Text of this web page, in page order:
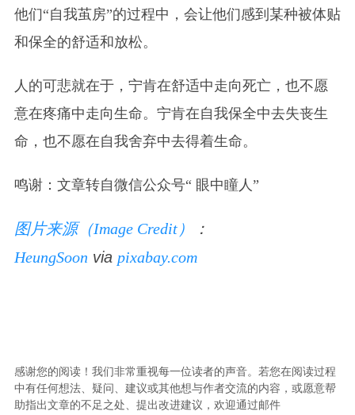
他们“自我茧房”的过程中，会让他们感到某种被体贴
和保全的舒适和放松。
人的可悲就在于，宁肯在舒适中走向死亡，也不愿
意在疼痛中走向生命。宁肯在自我保全中去失丧生
命，也不愿在自我舍弃中去得着生命。
鸣谢：文章转自微信公众号“ 眼中瞳人”
图片来源（Image Credit）
：
HeungSoon via pixabay.com
感谢您的阅读！我们非常重视每一位读者的声音。若您在阅读过程
中有任何想法、疑问、建议或其他想与作者交流的内容，或愿意帮
助指出文章的不足之处、提出改进建议，欢迎通过邮件